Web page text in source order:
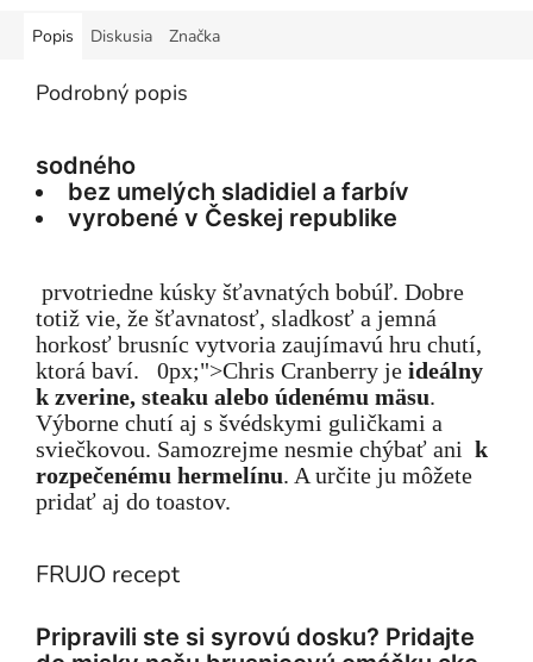
Popis Diskusia Značka
Podrobný popis
sodného
bez umelých sladidiel a farbív
vyrobené v Českej republike
prvotriedne kúsky šťavnatých bobúľ. Dobre
totiž vie, že šťavnatosť, sladkosť a jemná
horkosť brusníc vytvoria zaujímavú hru chutí,
ktorá baví. 0px;">Chris Cranberry je ideálny
k zverine, steaku alebo údenému mäsu.
Výborne chutí aj s švédskymi guličkami a
sviečkovou. Samozrejme nesmie chýbať ani k
rozpečenému hermelínu. A určite ju môžete
pridať aj do toastov.
FRUJO recept
Pripravili ste si syrovú dosku? Pridajte